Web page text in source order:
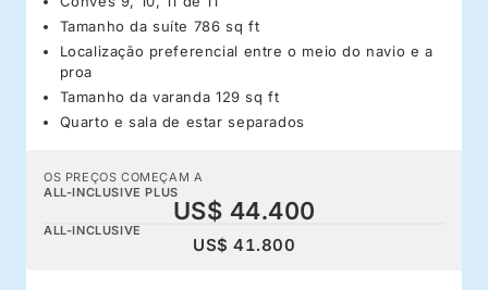
Tamanho da suíte 786 sq ft
Localização preferencial entre o meio do navio e a
proa
Tamanho da varanda 129 sq ft
Quarto e sala de estar separados
OS PREÇOS COMEÇAM A
ALL-INCLUSIVE PLUS
US$ 44.400
ALL-INCLUSIVE
US$ 41.800